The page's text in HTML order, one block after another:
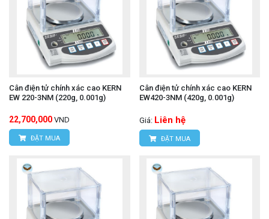
Cân điện tử chính xác cao KERN
EW 220-3NM (220g, 0.001g)
22,700,000 VND
ĐẶT MUA
Cân điện tử chính xác cao KERN
EW420-3NM (420g, 0.001g)
Giá: Liên hệ
ĐẶT MUA